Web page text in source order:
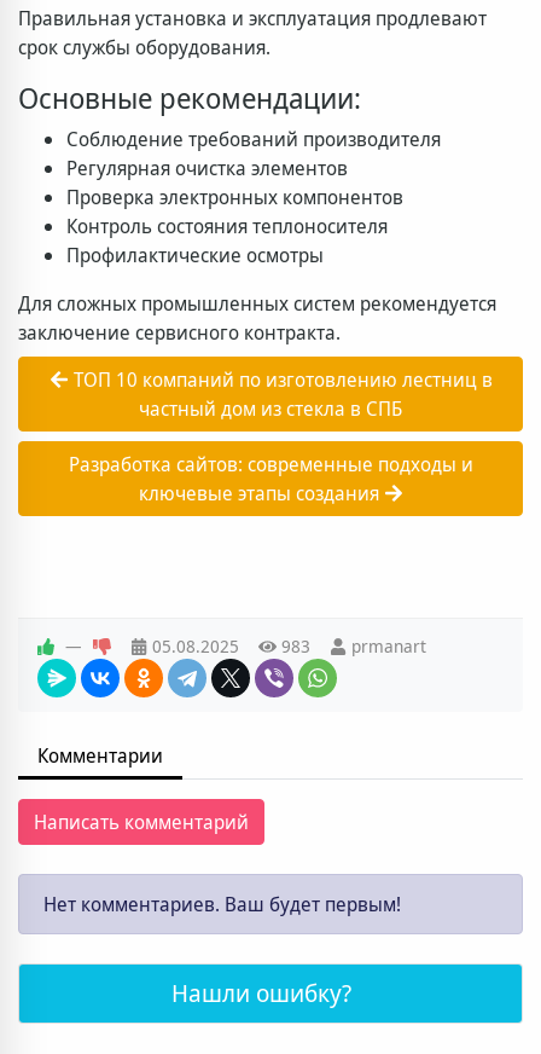
Правильная установка и эксплуатация продлевают
срок службы оборудования.
Основные рекомендации:
Соблюдение требований производителя
Регулярная очистка элементов
Проверка электронных компонентов
Контроль состояния теплоносителя
Профилактические осмотры
Для сложных промышленных систем рекомендуется
заключение сервисного контракта.
ТОП 10 компаний по изготовлению лестниц в
частный дом из стекла в СПБ
Разработка сайтов: современные подходы и
ключевые этапы создания
— 05.08.2025 983 prmanart
Комментарии
Написать комментарий
Нет комментариев. Ваш будет первым!
Нашли ошибку?